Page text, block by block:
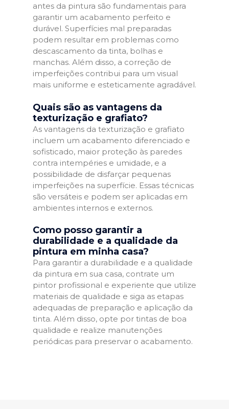
antes da pintura são fundamentais para
garantir um acabamento perfeito e
durável. Superfícies mal preparadas
podem resultar em problemas como
descascamento da tinta, bolhas e
manchas. Além disso, a correção de
imperfeições contribui para um visual
mais uniforme e esteticamente agradável.
Quais são as vantagens da
texturização e grafiato?
As vantagens da texturização e grafiato
incluem um acabamento diferenciado e
sofisticado, maior proteção às paredes
contra intempéries e umidade, e a
possibilidade de disfarçar pequenas
imperfeições na superfície. Essas técnicas
são versáteis e podem ser aplicadas em
ambientes internos e externos.
Como posso garantir a
durabilidade e a qualidade da
pintura em minha casa?
Para garantir a durabilidade e a qualidade
da pintura em sua casa, contrate um
pintor profissional e experiente que utilize
materiais de qualidade e siga as etapas
adequadas de preparação e aplicação da
tinta. Além disso, opte por tintas de boa
qualidade e realize manutenções
periódicas para preservar o acabamento.